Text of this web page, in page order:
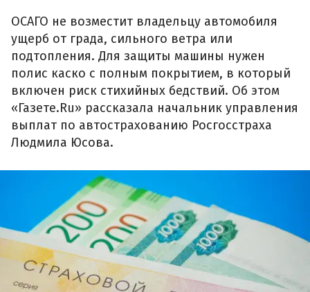
ОСАГО не возместит владельцу автомобиля
ущерб от града, сильного ветра или
подтопления. Для защиты машины нужен
полис каско с полным покрытием, в который
включен риск стихийных бедствий. Об этом
«Газете.Ru» рассказала начальник управления
выплат по автострахованию Росгосстраха
Людмила Юсова.